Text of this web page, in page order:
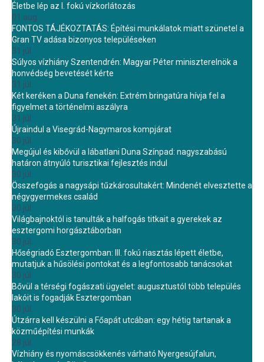
Életbe lép az I. fokú vízkorlátozás
01 aug.
FONTOS TÁJÉKOZTATÁS: Építési munkálatok miatt szünetel a
Gran TV adása bizonyos településeken
31 júl.
Súlyos vízhiány Szentendrén: Magyar Péter miniszterelnök a
honvédség bevetését kérte
31 júl.
Két keréken a Duna fenekén: Extrém bringatúra hívja fel a
figyelmet a történelmi aszályra
31 júl.
Újraindul a Visegrád-Nagymaros kompjárat
30 júl.
Megújul és kibővül a lábatlani Duna Színpad: nagyszabású
határon átnyúló turisztikai fejlesztés indul
30 júl.
Összefogás a nagysápi tűzkárosultakért: Mindenét elvesztette a
négygyermekes család
30 júl.
Világbajnoktól is tanulták a halfogás titkait a gyerekek az
esztergomi horgásztáborban
30 júl.
Hőségriadó Esztergomban: III. fokú riasztás lépett életbe,
mutatjuk a hűsölési pontokat és a legfontosabb tanácsokat
30 júl.
Bővül a térségi fogászati ügyelet: augusztustól több település
lakóit is fogadják Esztergomban
30 júl.
Útzárra kell készülni a Főapát utcában: egy hétig tartanak a
közműépítési munkák
28 júl.
Vízhiány és nyomáscsökkenés várható Nyergesújfalun,